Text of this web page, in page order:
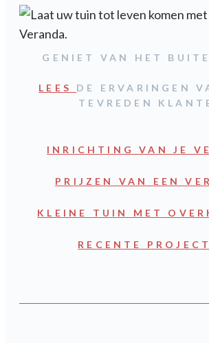
GENIET VAN HET
LEES DE ERVARINGEN
TEVREDEN
INRICHTING VAN JE
PRIJZEN VAN EEN
KLEINE TUIN MET
RECENTE